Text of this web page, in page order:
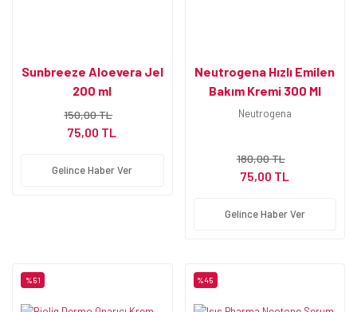
Sunbreeze Aloevera Jel
200 ml
150,00 TL
75,00 TL
Gelince Haber Ver
Neutrogena Hızlı Emilen
Bakım Kremi 300 Ml
Neutrogena
180,00 TL
75,00 TL
Gelince Haber Ver
%51 %45